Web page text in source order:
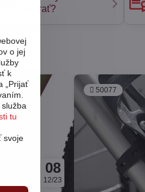
08
12/23
50077
vybrať?
o jej
k
„Prijať
tu
svoje